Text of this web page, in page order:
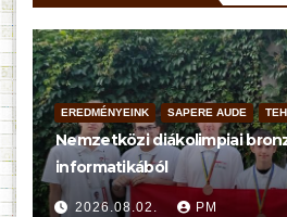
EREDMÉNYEINK SAPERE AUDE
Nemzetközi diákolimpiai
informatikából
2026.08.02. PM